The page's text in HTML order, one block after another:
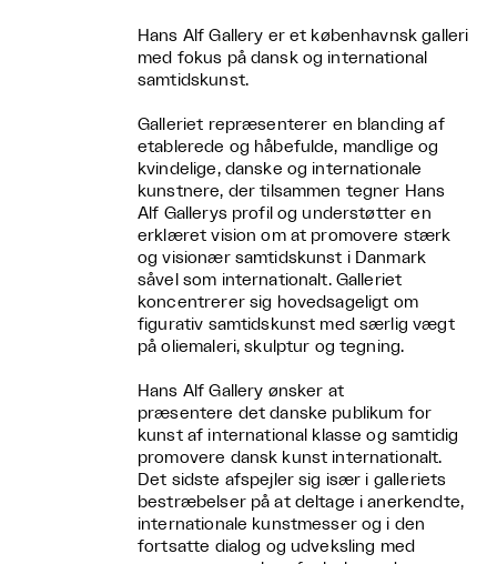
Hans Alf Gallery er et københavnsk galleri
med fokus på dansk og international
samtidskunst.
Galleriet repræsenterer en blanding af
etablerede og håbefulde, mandlige og
kvindelige, danske og internationale
kunstnere, der tilsammen tegner Hans
Alf Gallerys profil og understøtter en
erklæret vision om at promovere stærk
og visionær samtidskunst i Danmark
såvel som internationalt. Galleriet
koncentrerer sig hovedsageligt om
figurativ samtidskunst med særlig vægt
på oliemaleri, skulptur og tegning.
Hans Alf Gallery ønsker at
præsentere det danske publikum for
kunst af international klasse og samtidig
promovere dansk kunst internationalt.
Det sidste afspejler sig især i galleriets
bestræbelser på at deltage i anerkendte,
internationale kunstmesser og i den
fortsatte dialog og udveksling med